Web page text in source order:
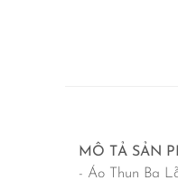
MÔ TẢ SẢN
- Áo Thun Ba